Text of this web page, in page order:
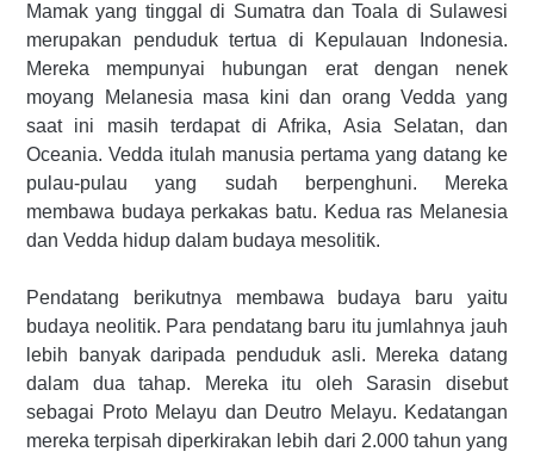
Mamak yang tinggal di Sumatra dan Toala di Sulawesi
merupakan penduduk tertua di Kepulauan Indonesia.
Mereka mempunyai hubungan erat dengan nenek
moyang Melanesia masa kini dan orang Vedda yang
saat ini masih terdapat di Afrika, Asia Selatan, dan
Oceania. Vedda itulah manusia pertama yang datang ke
pulau-pulau yang sudah berpenghuni. Mereka
membawa budaya perkakas batu. Kedua ras Melanesia
dan Vedda hidup dalam budaya mesolitik.
Pendatang berikutnya membawa budaya baru yaitu
budaya neolitik. Para pendatang baru itu jumlahnya jauh
lebih banyak daripada penduduk asli. Mereka datang
dalam dua tahap. Mereka itu oleh Sarasin disebut
sebagai Proto Melayu dan Deutro Melayu. Kedatangan
mereka terpisah diperkirakan lebih dari 2.000 tahun yang